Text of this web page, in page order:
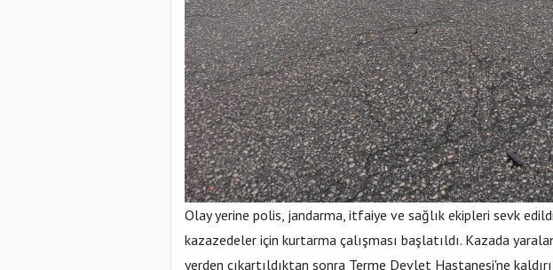
Olay yerine polis, jandarma, itfaiye ve sağlık ekipleri sevk
kazazedeler için kurtarma çalışması başlatıldı. Kazada
yerden çıkartıldıktan sonra Terme Devlet Hastanesi'ne